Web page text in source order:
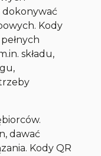
dokonywać
Kody
składu,
dawać
Kody QR